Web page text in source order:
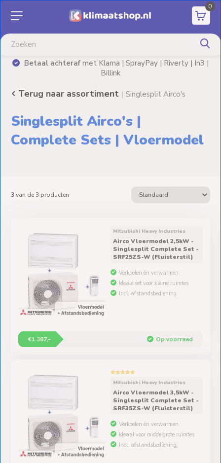
0
Betaal achterafmet Klarna | SprayPay | Riverty | In3 |
Billink
Aanbiedingen
verwarming
Elektrische
Boilers
Terrasverwarming
Spoed- en
Weekendleveringen
Klantenservice
Contact
Terug naar assortiment | Singlesplit Airco's
Singlesplit Airco's |
Complete Sets | Vloermodel
3 van de3 producten
Mitsubishi Heavy Industries
Airco Vloermodel 2,5kW -
Singlesplit Complete Set -
SRF25ZS-W (Fluisterstil)
Verkoelen én verwarmen
Ideale set voor kleine ruimtes
Incl. afstandsbediening
€1.387,- Op voorraad
Mitsubishi Heavy Industries
Airco Vloermodel 3,5kW -
Singlesplit Complete Set -
SRF35ZS-W (Fluisterstil)
Verkoelen én verwarmen
Ideaal voor middelgrote ruimtes
Incl. afstandsbediening